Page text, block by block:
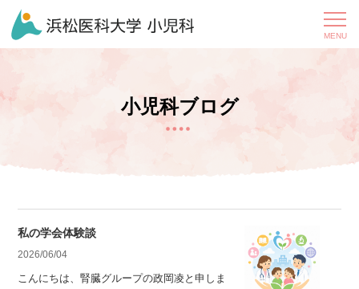
小児科ブログ
私の学会体験談
2026/06/04
こんにちは、腎臓グループの政岡凌と申しま